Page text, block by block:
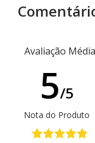
Avaliação Média
5/5
Nota do Produto